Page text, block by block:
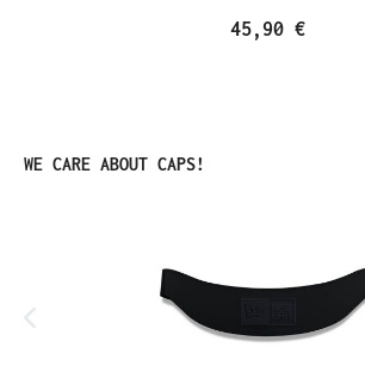
45,90 €
Produktgalerie überspringen
WE CARE ABOUT CAPS!